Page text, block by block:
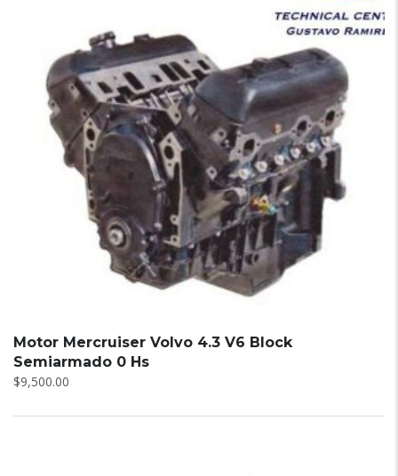
Motor Mercruiser Volvo 4.3 V6 Block
Semiarmado 0 Hs
$9,500.00